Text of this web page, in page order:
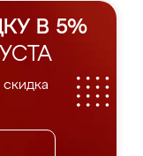
В 5%
скидка